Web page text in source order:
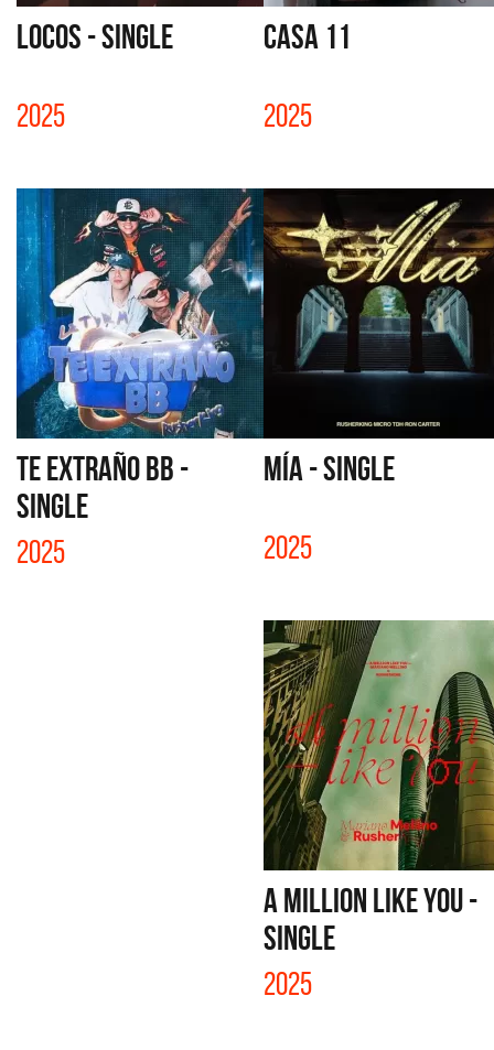
LOCOS - SINGLE
2025
CASA 11
2025
TE EXTRAÑO BB -
SINGLE
2025
MÍA - SINGLE
2025
A MILLION LIKE YOU -
SINGLE
2025